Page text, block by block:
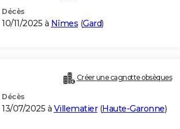
Décès
10/11/2025 à Nîmes (Gard)
Créer une cagnotte obsèques
Décès
13/07/2025 à Villematier(Haute-Garonne)